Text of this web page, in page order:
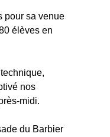
pour sa venue
élèves en
nos
midi.
du Barbier